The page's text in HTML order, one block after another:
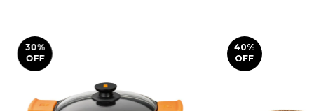
30%
OFF
40%
OFF